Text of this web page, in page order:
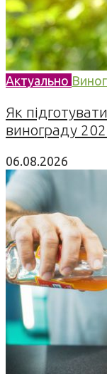
Актуально
Як
винограду
06.08.2026